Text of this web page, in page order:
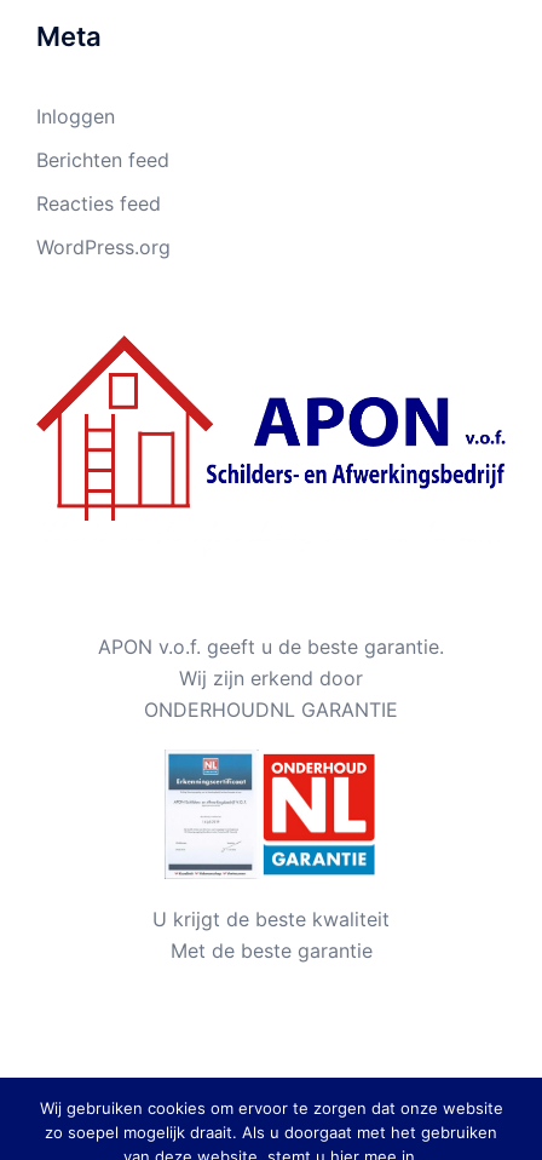
Meta
Inloggen
Berichten feed
Reacties feed
WordPress.org
APON v.o.f. geeft u de beste garantie.
Wij zijn erkend door
ONDERHOUDNL GARANTIE
U krijgt de beste kwaliteit
Met de beste garantie
Wij gebruiken cookies om ervoor te zorgen dat onze website
zo soepel mogelijk draait. Als u doorgaat met het gebruiken